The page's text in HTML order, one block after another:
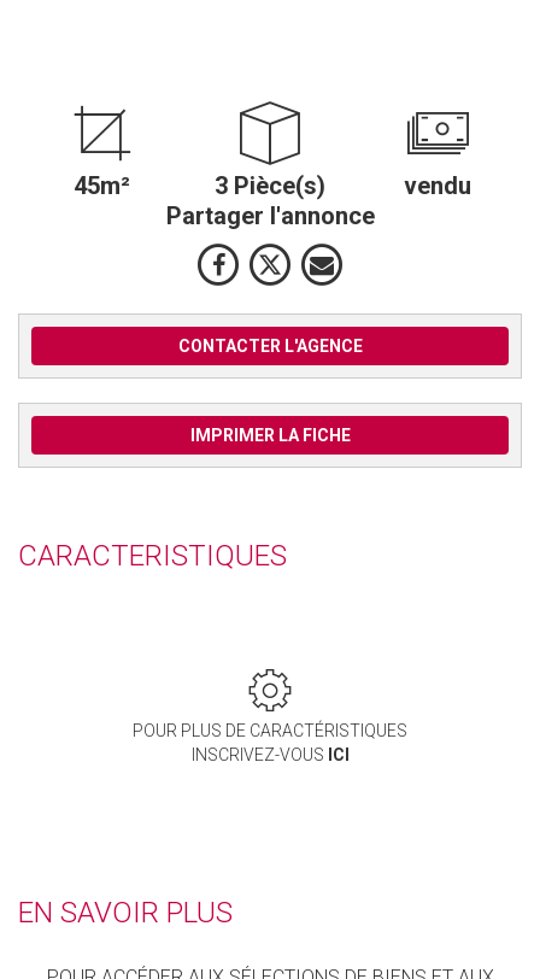
45m² 3 Pièce(s)
vendu
Partager l'annonce
CONTACTER L'AGENCE
IMPRIMER LA FICHE
CARACTERISTIQUES
POUR PLUS DE CARACTÉRISTIQUES
INSCRIVEZ-VOUS ICI
EN SAVOIR PLUS